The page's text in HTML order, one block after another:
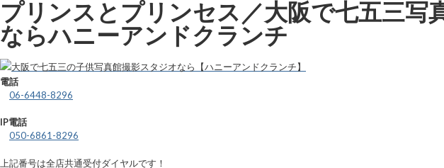
プリンスとプリンセス／大阪で七五三写
ならハニーアンドクランチ
電話
06-6448-8296
IP電話
050-6861-8296
上記番号は全店共通受付ダイヤルです！